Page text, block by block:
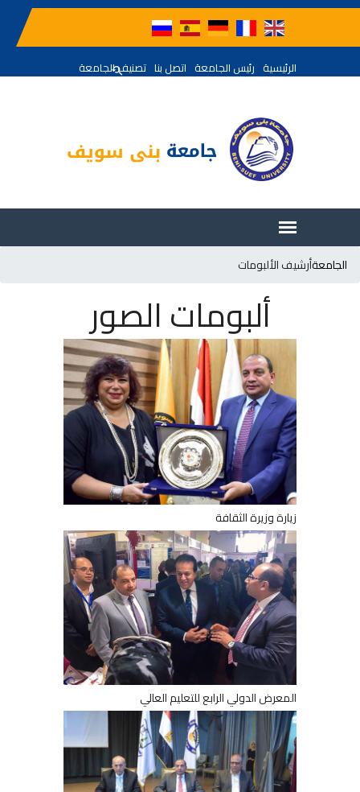
الرئيسية رئيس الجامعة اتصل بنا تصنيف الجامعة
الجامعةأرشيف الألبومات
ألبومات الصور
زيارة وزيرة الثقافة
المعرض الدولي الرابع للتعليم العالي